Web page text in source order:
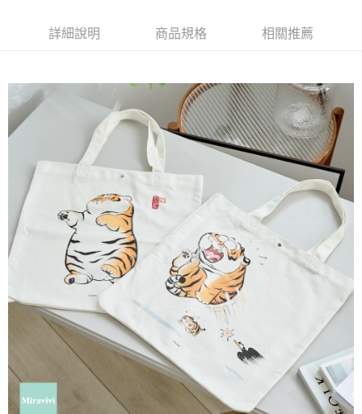
２．便利：只要手機號碼，簡訊認證，即可結帳。
１．於結帳方式選擇「AFTEE先享後付」後，將跳轉至「AFTEE先享後付」
結帳頁面，進行簡訊認證並確認金額後，即可完成結帳。
２．訂單成立數日內，您將收到繳費通知簡訊。
３．收到繳費通知簡訊後14天內，點擊此簡訊中的連結，可透過四大超商／
ATM／網路銀行／等多元方式進行付款，方視為交易完成。
※ 請注意：結帳手續完成當下不需立刻繳費，但若您需要取消訂單，請聯絡
購買商品的店家。未經商家同意取消之訂單仍視為有效，需透過AFTEE先享
後付繳納相關費用。
※ 交易是否成功請以「AFTEE先享後付 」之結帳頁面顯示為準，若有關於
是否繳費成功／繳費後需取消欲退款等相關疑問，請聯繫「AFTEE先享後付
客戶支援中心」
https://netprotections.freshdesk.com/support/home
【注意事項】
１．透過由恩沛科技股份有限公司提供之「AFTEE先享後付」服務完成之交
易，需依本服務之必要範圍內提供個人資料，並將交易相關給付款項請求債
權轉讓予恩沛科技股份有限公司。
２．關於個人資料處理事宜，請瀏覽以下網址：
https://aftee.tw/terms/#terms3
３．未成年的使用者請事先徵得法定代理人或監護人之同意方可使用
「AFTEE先享後付」，若未經同意申辦者引起之損失，本公司不負相關責
任。
４．使用「AFTEE先享後付」時，將依據個別帳號之用戶狀況，依本公司即
時審查核予不同之上限額度；若仍有額度不足之情形，本公司將視審查結果
付款後全家取貨
每筆NT$60，滿NT$499(含以上)免運費
每筆NT$60，滿NT$499(含以上)免運費
付款後7-11取貨
每筆NT$60，滿NT$499(含以上)免運費
每筆NT$120，滿NT$499(含以上)免運費
海外宅配 查看運費
詳細說明 商品規格 相關推薦